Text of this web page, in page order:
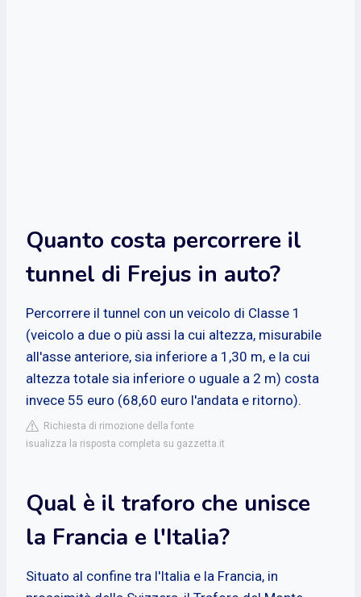
Quanto costa percorrere il
tunnel di Frejus in auto?
Percorrere il tunnel con un veicolo di Classe 1
(veicolo a due o più assi la cui altezza, misurabile
all'asse anteriore, sia inferiore a 1,30 m, e la cui
altezza totale sia inferiore o uguale a 2 m) costa
invece 55 euro (68,60 euro l'andata e ritorno).
Richiesta di rimozione della fonte
isualizza la risposta completa su gazzetta.it
Qual è il traforo che unisce
la Francia e l'Italia?
Situato al confine tra l'Italia e la Francia, in